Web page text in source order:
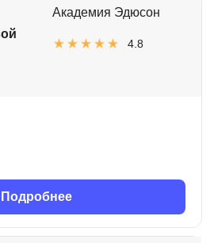
Академия Эдюсон
4.8
Подробнее